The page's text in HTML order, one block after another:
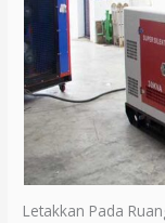
Letakkan Pada